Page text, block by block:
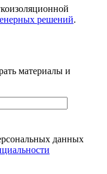
решений.
материалы и
данных